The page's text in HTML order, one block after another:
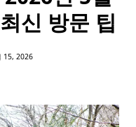
신 방문 팁
15, 2026